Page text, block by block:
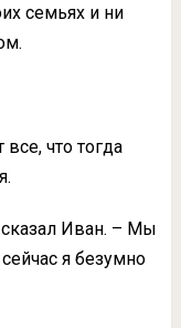
семьях и ни
что тогда
Иван. – Мы
я безумно